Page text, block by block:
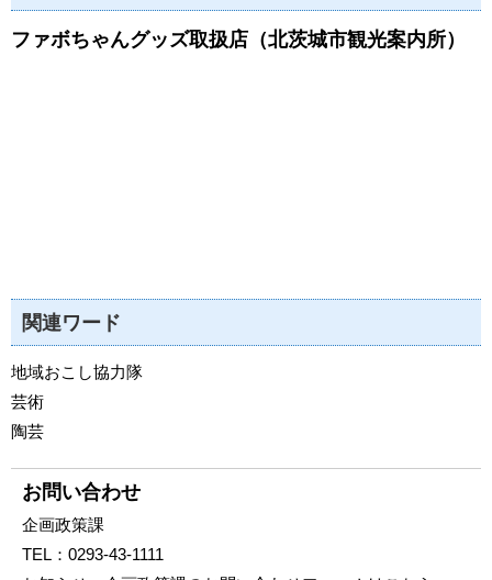
ファボちゃんグッズ取扱店（北茨城市観光案内所）
関連ワード
地域おこし協力隊
芸術
陶芸
お問い合わせ
企画政策課
TEL： 0293-43-1111